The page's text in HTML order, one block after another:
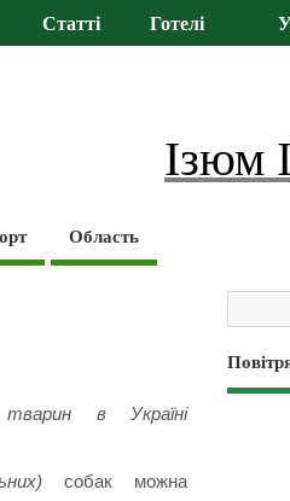
Статті Готелі
Ізюм
Область
тварин в Україні
собак можна